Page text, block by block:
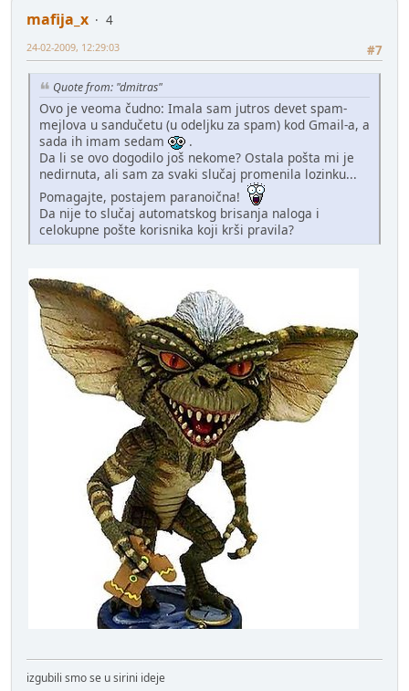
mafija_x
4
#7
24-02-2009, 12:29:03
Quote from: "dmitras"
Ovo je veoma čudno: Imala sam jutros devet spam-
mejlova u sandučetu (u odeljku za spam) kod Gmail-a, a
sada ih imam sedam
.
Da li se ovo dogodilo još nekome? Ostala pošta mi je
nedirnuta, ali sam za svaki slučaj promenila lozinku...
Pomagajte, postajem paranoična!
Da nije to slučaj automatskog brisanja naloga i
celokupne pošte korisnika koji krši pravila?
izgubili smo se u sirini ideje